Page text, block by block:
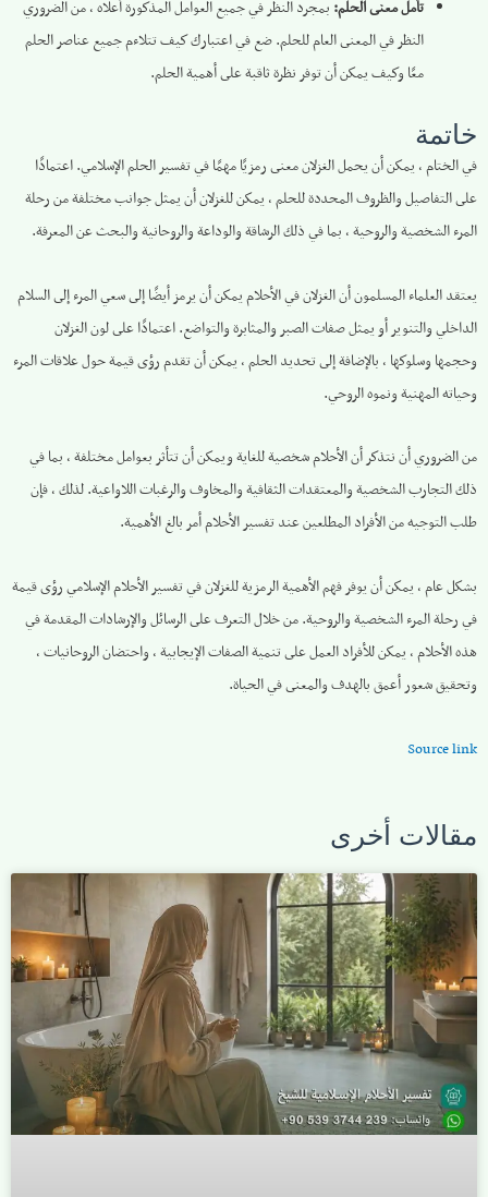
تأمل معنى الحلم: بمجرد النظر في جميع العوامل المذكورة أعلاه ، من الضروري
النظر في المعنى العام للحلم. ضع في اعتبارك كيف تتلاءم جميع عناصر الحلم
معًا وكيف يمكن أن توفر نظرة ثاقبة على أهمية الحلم.
خاتمة
في الختام ، يمكن أن يحمل الغزلان معنى رمزيًا مهمًا في تفسير الحلم الإسلامي. اعتمادًا
على التفاصيل والظروف المحددة للحلم ، يمكن للغزلان أن يمثل جوانب مختلفة من رحلة
المرء الشخصية والروحية ، بما في ذلك الرشاقة والوداعة والروحانية والبحث عن المعرفة.
يعتقد العلماء المسلمون أن الغزلان في الأحلام يمكن أن يرمز أيضًا إلى سعي المرء إلى السلام
الداخلي والتنوير أو يمثل صفات الصبر والمثابرة والتواضع. اعتمادًا على لون الغزلان
وحجمها وسلوكها ، بالإضافة إلى تحديد الحلم ، يمكن أن تقدم رؤى قيمة حول علاقات المرء
وحياته المهنية ونموه الروحي.
من الضروري أن نتذكر أن الأحلام شخصية للغاية ويمكن أن تتأثر بعوامل مختلفة ، بما في
ذلك التجارب الشخصية والمعتقدات الثقافية والمخاوف والرغبات اللاواعية. لذلك ، فإن
طلب التوجيه من الأفراد المطلعين عند تفسير الأحلام أمر بالغ الأهمية.
بشكل عام ، يمكن أن يوفر فهم الأهمية الرمزية للغزلان في تفسير الأحلام الإسلامي رؤى قيمة
في رحلة المرء الشخصية والروحية. من خلال التعرف على الرسائل والإرشادات المقدمة في
هذه الأحلام ، يمكن للأفراد العمل على تنمية الصفات الإيجابية ، واحتضان الروحانيات ،
وتحقيق شعور أعمق بالهدف والمعنى في الحياة.
Source link
مقالات أخرى